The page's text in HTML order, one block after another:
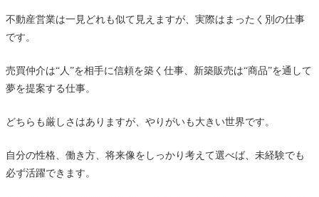
不動産営業は一見どれも似て見えますが、実際はまったく別の仕事
です。
売買仲介は“人”を相手に信頼を築く仕事、新築販売は“商品”を通して
夢を提案する仕事。
どちらも厳しさはありますが、やりがいも大きい世界です。
自分の性格、働き方、将来像をしっかり考えて選べば、未経験でも
必ず活躍できます。